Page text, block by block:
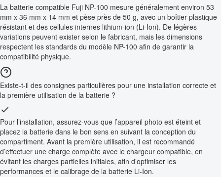
La batterie compatible Fuji NP-100 mesure généralement environ 53
mm x 36 mm x 14 mm et pèse près de 50 g, avec un boîtier plastique
résistant et des cellules internes lithium-ion (Li-Ion). De légères
variations peuvent exister selon le fabricant, mais les dimensions
respectent les standards du modèle NP-100 afin de garantir la
compatibilité physique.
Existe-t-il des consignes particulières pour une installation correcte et
la première utilisation de la batterie ?
Pour l’installation, assurez-vous que l’appareil photo est éteint et
placez la batterie dans le bon sens en suivant la conception du
compartiment. Avant la première utilisation, il est recommandé
d’effectuer une charge complète avec le chargeur compatible, en
évitant les charges partielles initiales, afin d’optimiser les
performances et le calibrage de la batterie Li-Ion.